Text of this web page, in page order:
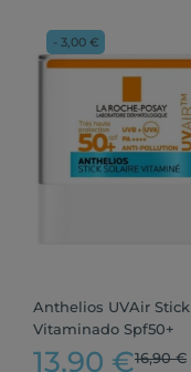
Anthelios UVAir Stick
Vitaminado Spf50+
13,90 €16,90 €
- 3,00 €